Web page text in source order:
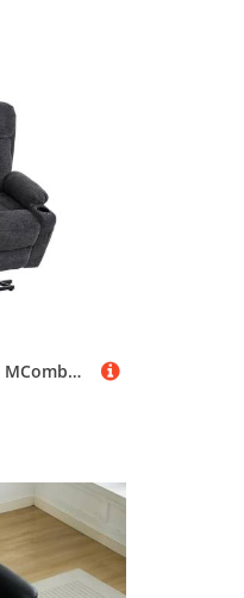
MCombo Relaxsessel MCombo elektrische Aufstehhilfe Fernsehsessel Relaxsessel 7190, motorisch verstellbar, Leder, Schwarz, 100 x 86 x 112 cm